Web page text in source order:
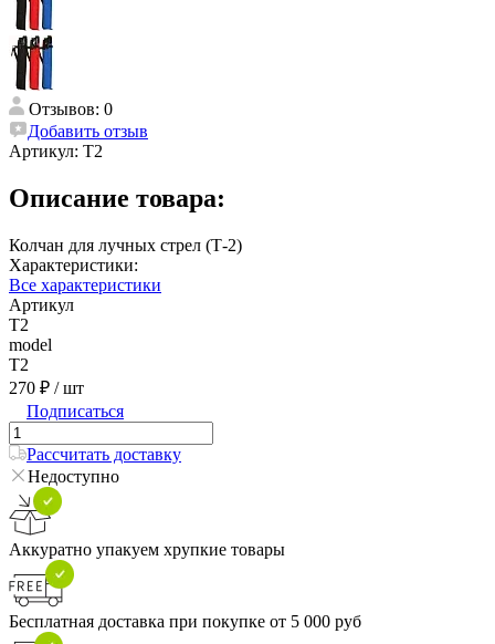
Отзывов: 0
Добавить отзыв
Артикул: T2
Описание товара:
Колчан для лучных стрел (Т-2)
Характеристики:
Все характеристики
Артикул
T2
model
T2
270 ₽ / шт
Подписаться
Рассчитать доставку
Недоступно
Аккуратно упакуем хрупкие товары
Бесплатная доставка при покупке от 5 000 руб